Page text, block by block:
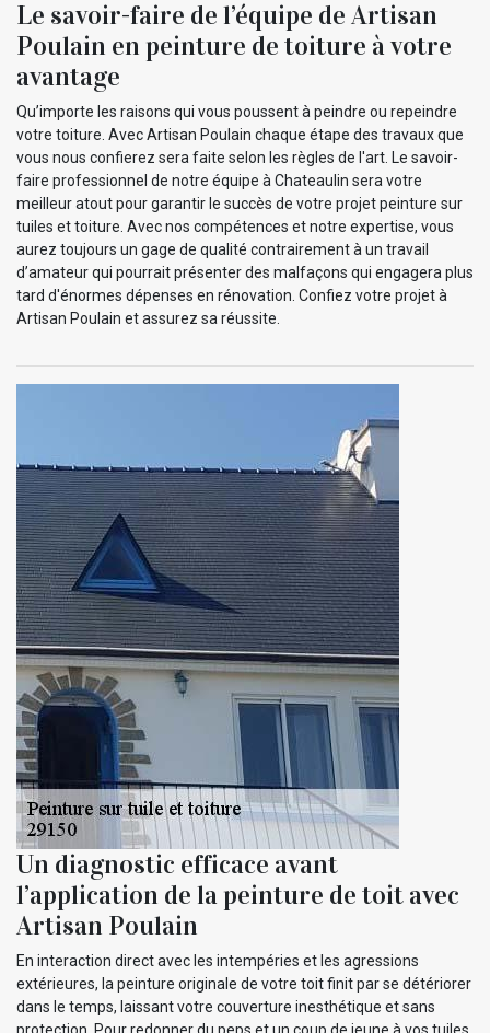
Le savoir-faire de l’équipe de Artisan
Poulain en peinture de toiture à votre
avantage
Qu’importe les raisons qui vous poussent à peindre ou repeindre
votre toiture. Avec Artisan Poulain chaque étape des travaux que
vous nous confierez sera faite selon les règles de l'art. Le savoir-
faire professionnel de notre équipe à Chateaulin sera votre
meilleur atout pour garantir le succès de votre projet peinture sur
tuiles et toiture. Avec nos compétences et notre expertise, vous
aurez toujours un gage de qualité contrairement à un travail
d’amateur qui pourrait présenter des malfaçons qui engagera plus
tard d'énormes dépenses en rénovation. Confiez votre projet à
Artisan Poulain et assurez sa réussite.
Un diagnostic efficace avant
l’application de la peinture de toit avec
Artisan Poulain
En interaction direct avec les intempéries et les agressions
extérieures, la peinture originale de votre toit finit par se détériorer
dans le temps, laissant votre couverture inesthétique et sans